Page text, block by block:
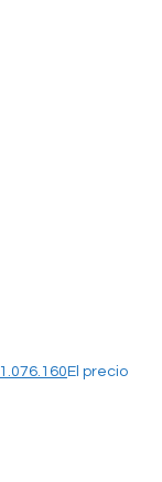
1.076.160 El precio